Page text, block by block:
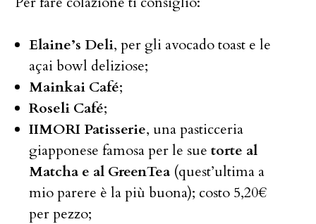
Elaine’s Deli, per gli avocado toast e le
açai bowl deliziose;
Mainkai Café;
Roseli Café;
IIMORI Patisserie, una pasticceria
giapponese famosa per le sue torte al
Matcha e al GreenTea (quest’ultima a
mio parere è la più buona); costo 5,20€
per pezzo;